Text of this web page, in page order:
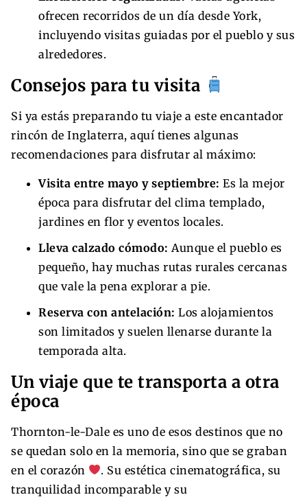
ofrecen recorridos de un día desde York,
incluyendo visitas guiadas por el pueblo y sus
alrededores.
Consejos para tu visita
Si ya estás preparando tu viaje a este encantador
rincón de Inglaterra, aquí tienes algunas
recomendaciones para disfrutar al máximo:
Visita entre mayo y septiembre: Es la mejor
época para disfrutar del clima templado,
jardines en flor y eventos locales.
Lleva calzado cómodo: Aunque el pueblo es
pequeño, hay muchas rutas rurales cercanas
que vale la pena explorar a pie.
Reserva con antelación: Los alojamientos
son limitados y suelen llenarse durante la
temporada alta.
Un viaje que te transporta a otra
época
Thornton-le-Dale es uno de esos destinos que no
se quedan solo en la memoria, sino que se graban
en el corazón
. Su estética cinematográfica, su
tranquilidad incomparable y su